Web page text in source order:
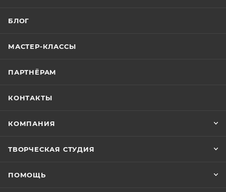
БЛОГ
МАСТЕР-КЛАССЫ
ПАРТНЁРАМ
КОНТАКТЫ
КОМПАНИЯ
ТВОРЧЕСКАЯ СТУДИЯ
ПОМОЩЬ